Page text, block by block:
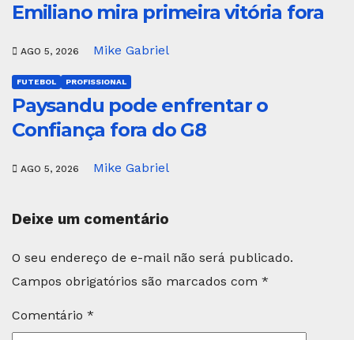
Emiliano mira primeira vitória fora
AGO 5, 2026 Mike Gabriel
FUTEBOL PROFISSIONAL
Paysandu pode enfrentar o
Confiança fora do G8
AGO 5, 2026 Mike Gabriel
Deixe um comentário
O seu endereço de e-mail não será publicado.
Campos obrigatórios são marcados com *
Comentário *